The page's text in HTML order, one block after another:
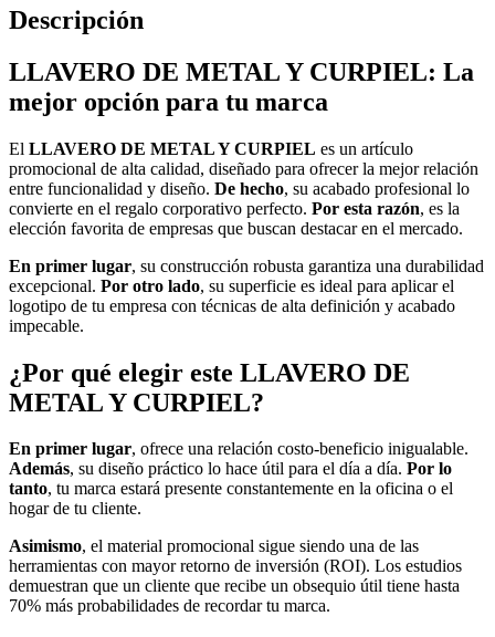
Descripción
LLAVERO DE METAL Y CURPIEL: La
mejor opción para tu marca
El LLAVERO DE METAL Y CURPIEL es un artículo
promocional de alta calidad, diseñado para ofrecer la mejor relación
entre funcionalidad y diseño. De hecho, su acabado profesional lo
convierte en el regalo corporativo perfecto. Por esta razón, es la
elección favorita de empresas que buscan destacar en el mercado.
En primer lugar, su construcción robusta garantiza una durabilidad
excepcional. Por otro lado, su superficie es ideal para aplicar el
logotipo de tu empresa con técnicas de alta definición y acabado
impecable.
¿Por qué elegir este LLAVERO DE
METAL Y CURPIEL?
En primer lugar, ofrece una relación costo-beneficio inigualable.
Además, su diseño práctico lo hace útil para el día a día. Por lo
tanto, tu marca estará presente constantemente en la oficina o el
hogar de tu cliente.
Asimismo, el material promocional sigue siendo una de las
herramientas con mayor retorno de inversión (ROI). Los estudios
demuestran que un cliente que recibe un obsequio útil tiene hasta
70% más probabilidades de recordar tu marca.